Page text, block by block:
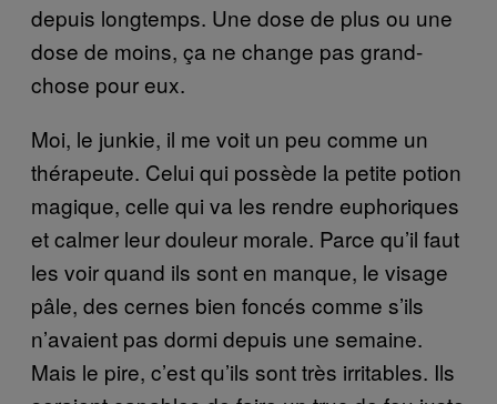
depuis longtemps. Une dose de plus ou une
dose de moins, ça ne change pas grand-
chose pour eux.
Moi, le junkie, il me voit un peu comme un
thérapeute. Celui qui possède la petite potion
magique, celle qui va les rendre euphoriques
et calmer leur douleur morale. Parce qu’il faut
les voir quand ils sont en manque, le visage
pâle, des cernes bien foncés comme s’ils
n’avaient pas dormi depuis une semaine.
Mais le pire, c’est qu’ils sont très irritables. Ils